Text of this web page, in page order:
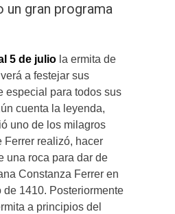
un gran programa
5 de julio la ermita de
a festejar sus
especial para todos sus
cuenta la leyenda,
uno de los milagros
Ferrer realizó, hacer
una roca para dar de
Constanza Ferrer en
de 1410. Posteriormente
a principios del